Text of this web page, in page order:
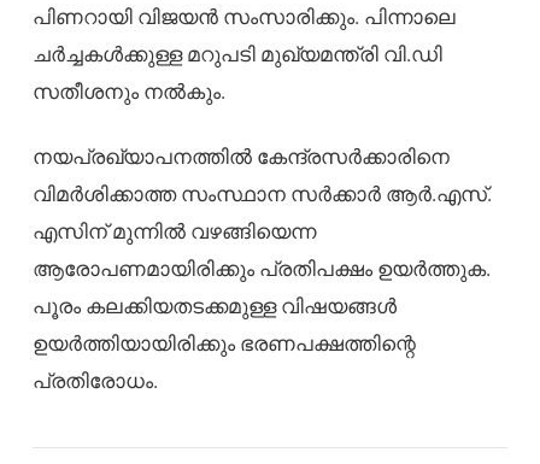
പിണറായി വിജയൻ സംസാരിക്കും. പിന്നാലെ
ചർച്ചകൾക്കുള്ള മറുപടി മുഖ്യമന്ത്രി വി.ഡി
സതീശനും നൽകും.
നയപ്രഖ്യാപനത്തിൽ കേന്ദ്രസർക്കാരിനെ
വിമർശിക്കാത്ത സംസ്ഥാന സർക്കാർ ആർ.എസ്.
എസിന് മുന്നിൽ വഴങ്ങിയെന്ന
ആരോപണമായിരിക്കും പ്രതിപക്ഷം ഉയർത്തുക.
പൂരം കലക്കിയതടക്കമുള്ള വിഷയങ്ങൾ
ഉയർത്തിയായിരിക്കും ഭരണപക്ഷത്തിന്റെ
പ്രതിരോധം.